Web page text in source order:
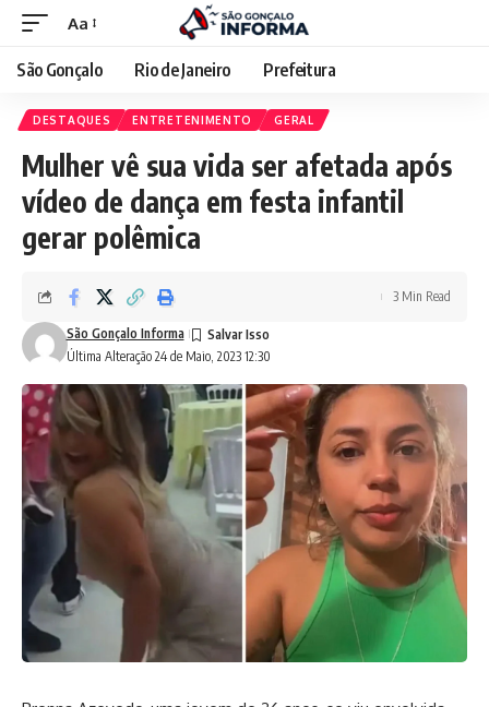
Aa
São Gonçalo Rio de Janeiro Prefeitura
DESTAQUES ENTRETENIMENTO GERAL
Mulher vê sua vida ser afetada após
vídeo de dança em festa infantil
gerar polêmica
Última Alteração 24 de Maio, 2023 12:30
São Gonçalo Informa
3 Min Read